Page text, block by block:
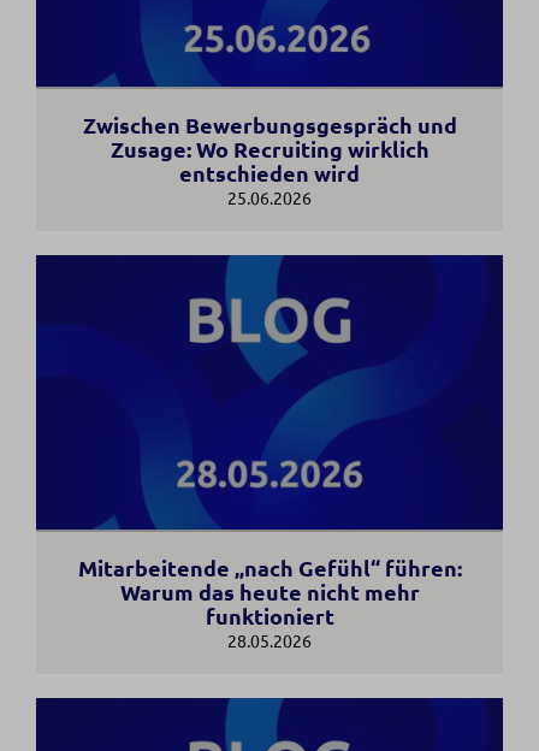
Zwischen Bewerbungsgespräch und
Zusage: Wo Recruiting wirklich
entschieden wird
25.06.2026
Mitarbeitende „nach Gefühl“ führen:
Warum das heute nicht mehr
funktioniert
28.05.2026